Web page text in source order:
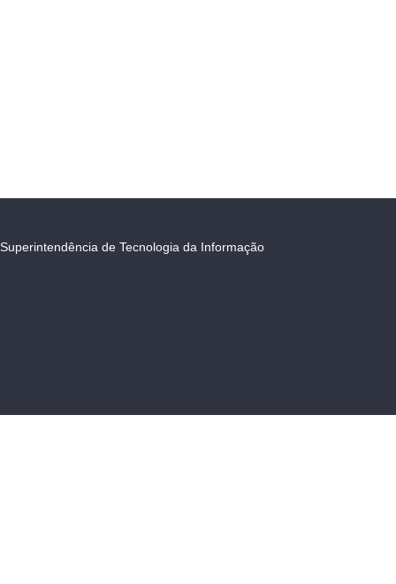
Superintendência de Tecnologia da Informação